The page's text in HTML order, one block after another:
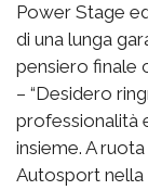
Power Stage
di una lunga
pensiero finale
– “Desidero
professionalità
insieme. A
Autosport nella